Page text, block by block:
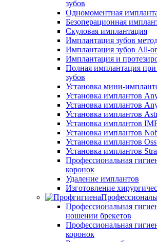
зубов
Одномоментная
Безоперационная
Скуловая имплантация
Имплантация зубов
Имплантация зубов All-
Имплантация и
Полная имплантация при
зубов
Установка мини-
Установка имплантов
Установка имплантов
Установка имплантов
Установка имплантов
Установка имплантов
Установка имплантов
Установка имплантов
Профессиональная
коронок
Удаление имплантов
Изготовление
Профессиональная
ношении брекетов
Профессиональная
коронок